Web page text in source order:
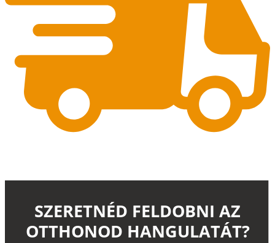
SZERETNÉD FELDOBNI AZ
OTTHONOD HANGULATÁT?